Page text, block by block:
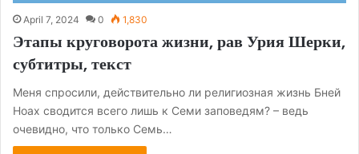
April 7, 2024 0 1,830
Этапы круговорота жизни, рав Урия Шерки,
субтитры, текст
Меня спросили, действительно ли религиозная жизнь Бней
Ноах сводится всего лишь к Семи заповедям? – ведь
очевидно, что только Семь…